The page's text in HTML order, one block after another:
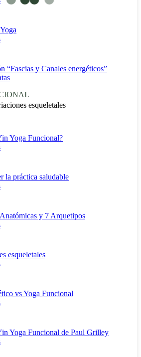
“Fascias y Canales energéticos”
esqueletales
Yoga Funcional?
la práctica saludable
y 7 Arquetipos
esqueletales
vs Yoga Funcional
Yoga Funcional de Paul Grilley